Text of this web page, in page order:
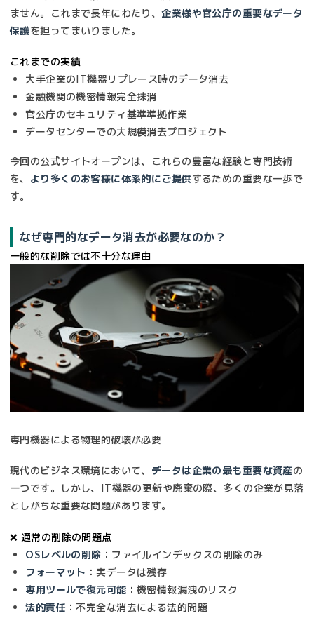
ません。これまで長年にわたり、企業様や官公庁の重要なデータ
保護を担ってまいりました。
これまでの実績
大手企業のIT機器リプレース時のデータ消去
金融機関の機密情報完全抹消
官公庁のセキュリティ基準準拠作業
データセンターでの大規模消去プロジェクト
今回の公式サイトオープンは、これらの豊富な経験と専門技術
を、 より多くのお客様に体系的にご提供するための重要な一歩で
す。
なぜ専門的なデータ消去が必要なのか？
一般的な削除では不十分な理由
専門機器による物理的破壊が必要
現代のビジネス環境において、 データは企業の最も重要な資産の
一つです。しかし、IT機器の更新や廃棄の際、多くの企業が見落
としがちな重要な問題があります。
❌ 通常の削除の問題点
OSレベルの削除 ：ファイルインデックスの削除のみ
フォーマット ：実データは残存
専用ツールで復元可能 ：機密情報漏洩のリスク
法的責任 ：不完全な消去による法的問題